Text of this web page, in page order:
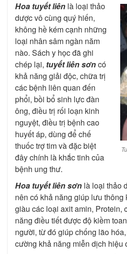
Hoa tuyết liên là loại thảo
dược vô cùng quý hiến,
không hề kém cạnh những
loại nhân sâm ngàn năm
nào. Sách y học đã ghi
chép lại, tuyết liênsơncó
khả năng giải độc, chữa trị
các bệnh liên quan đến
phổi, bồi bổ sinh lực đàn
ông, điều trị rối loạn kinh
nguyệt, điều trị bệnh cao
huyết áp, dùng để chế
thuốc trợ tim và đặc biệt
đây chính là khắc tinh của
bệnh ung thư.
Hoa tuyết liên sơn là loại thảo
nên có khả năng giúp lưu thông
giàu các loại axit amin, Protein,
năng điều tiết được độ kiềm
người, từ đó giúp chống lão
cường khả năng miễn dịch hiệu